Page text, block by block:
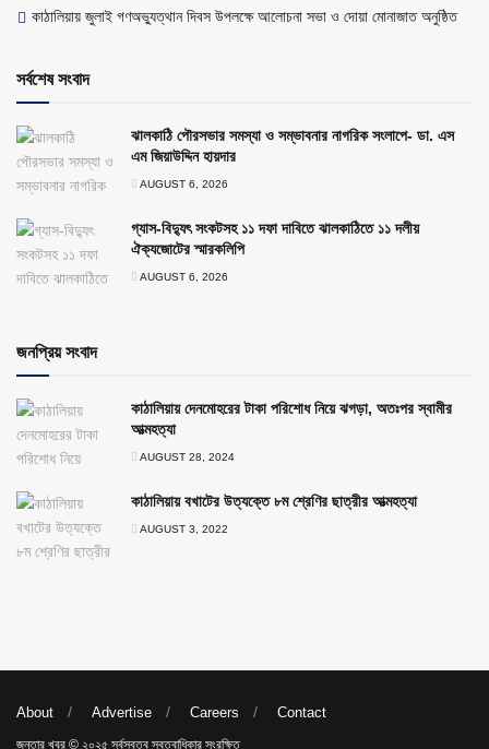
কাঠালিয়ায় জুলাই গণঅভ্যুত্থান দিবস উপলক্ষে আলোচনা সভা ও দোয়া মোনাজাত অনুষ্ঠিত
সর্বশেষ সংবাদ
ঝালকাঠি পৌরসভার সমস্যা ও সম্ভাবনার নাগরিক সংলাপে- ডা. এস
এম জিয়াউদ্দিন হায়দার
AUGUST 6, 2026
গ্যাস-বিদ্যুৎ সংকটসহ ১১ দফা দাবিতে ঝালকাঠিতে ১১ দলীয়
ঐক্যজোটের স্মারকলিপি
AUGUST 6, 2026
জনপ্রিয় সংবাদ
কাঠালিয়ায় দেনমোহরের টাকা পরিশোধ নিয়ে ঝগড়া, অতঃপর স্বামীর
আত্মহত্যা
AUGUST 28, 2024
কাঠালিয়ায় বখাটের উত্যক্তে ৮ম শ্রেণির ছাত্রীর আত্মহত্যা
AUGUST 3, 2022
About Advertise Careers Contact
জনতার খবর © ২০২৫ সর্বস্বত্ব স্বত্বাধিকার সংরক্ষিত